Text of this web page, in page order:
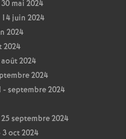
mai 2024
juin 2024
2024
2024
2024
2024
septembre 2024
septembre 2024
oct 2024